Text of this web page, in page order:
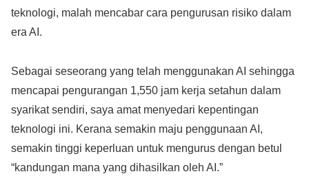
teknologi, malah mencabar cara pengurusan risiko dalam
era AI.
Sebagai seseorang yang telah menggunakan AI sehingga
mencapai pengurangan 1,550 jam kerja setahun dalam
syarikat sendiri, saya amat menyedari kepentingan
teknologi ini. Kerana semakin maju penggunaan AI,
semakin tinggi keperluan untuk mengurus dengan betul
“kandungan mana yang dihasilkan oleh AI.”